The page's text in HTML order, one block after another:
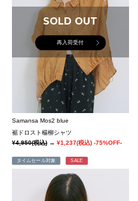
SOLD OUT
再入荷受付
Samansa Mos2 blue
裾ドロスト楊柳シャツ
¥4,950(税込) → ¥1,237(税込) -75%OFF-
タイムセール対象 SALE